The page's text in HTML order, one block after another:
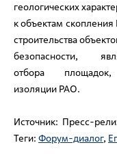
геологических
к объектам
строительства
безопасности,
отбора площадок,
изоляции РАО.
Источник: Пресс-
Теги: Форум-диалог,